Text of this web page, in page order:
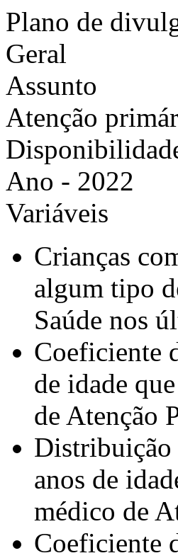
Plano de
Geral
Assunto
Atenção
Ano - 2022
Variáveis
Crianças
algum tipo
Saúde nos
Coeficiente
de idade
de Atenção
Distribuição
anos de
médico de
Coeficiente